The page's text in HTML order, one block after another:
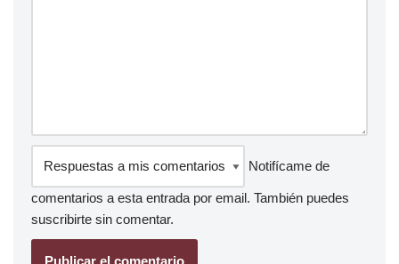
Notifícame de
comentarios a esta entrada por email. También puedes
suscribirte sin comentar.